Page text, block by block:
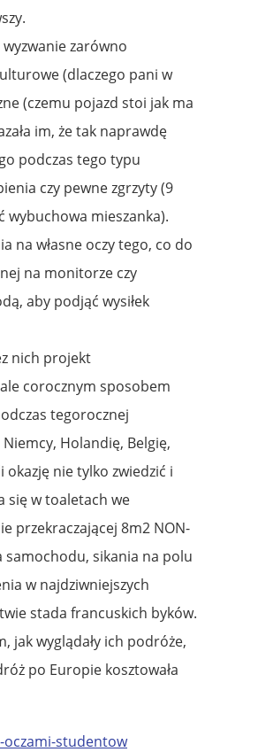
zarówno
(dlaczego pani w
(czemu pojazd stoi jak ma
im, że tak naprawdę
podczas tego typu
czy pewne zgrzyty (9
wybuchowa mieszanka).
na własne oczy tego, co do
na monitorze czy
aby podjąć wysiłek
nich projekt
corocznym sposobem
tegorocznej
Holandię, Belgię,
nie tylko zwiedzić i
się w toaletach we
przekraczającej 8m2 NON-
samochodu, sikania na polu
w najdziwniejszych
stada francuskich byków.
jak wyglądały ich podróże,
po Europie kosztowała
studentow